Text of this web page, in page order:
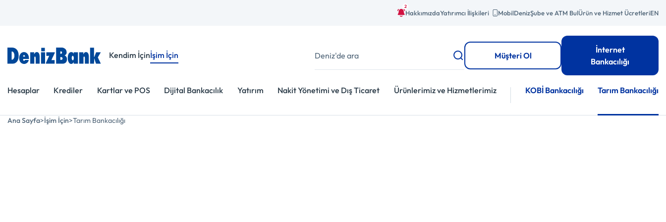
2
HakkımızdaYatırımcı İlişkileri MobilDenizŞube ve ATM BulÜrün ve Hizmet ÜcretleriEN
Kendim İçinİşim İçin
Hesaplar Krediler Kartlar ve POS Dijital Bankacılık Yatırım Nakit Yönetimi ve Dış Ticaret Ürünlerimiz ve Hizmetlerimiz KOBİ Bankacılığı Tarım Bankacılığı
Müşteri Ol
İnternet
Bankacılığı
Ana Sayfa İşim İçin Tarım Bankacılığı